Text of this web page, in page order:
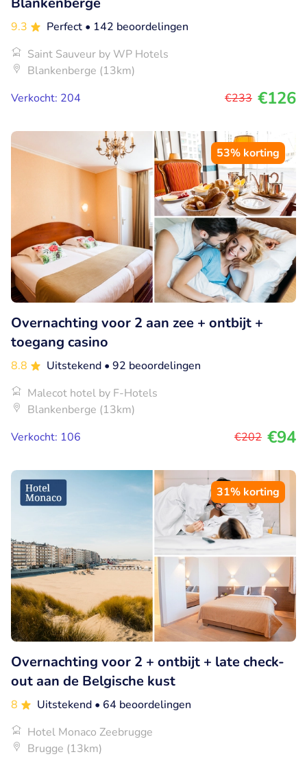
9.3 Perfect • 142 beoordelingen
Saint Sauveur by WP Hotels
Blankenberge (13km)
Verkocht: 204
€233 €126
53% korting
Overnachting voor 2 aan zee + ontbijt +
toegang casino
8.8 Uitstekend • 92 beoordelingen
Malecot hotel by F-Hotels
Blankenberge (13km)
Verkocht: 106
€202 €94
31% korting
Overnachting voor 2 + ontbijt + late check-
out aan de Belgische kust
8 Uitstekend • 64 beoordelingen
Hotel Monaco Zeebrugge
Brugge (13km)